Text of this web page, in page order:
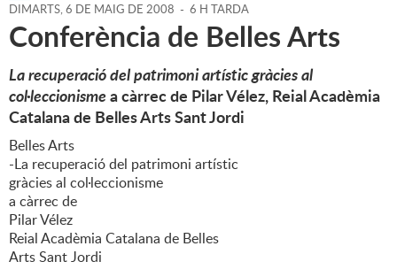
DIMARTS,6 DE MAIG DE 2008 - 6 H TARDA
Conferència de Belles Arts
La recuperació del patrimoni artístic gràcies al
col·leccionismea càrrec de Pilar Vélez, Reial Acadèmia
Catalana de Belles Arts Sant Jordi
Belles Arts
-La recuperació del patrimoni artístic
gràcies al col·leccionisme
a càrrec de
Pilar Vélez
Reial Acadèmia Catalana de Belles
Arts Sant Jordi